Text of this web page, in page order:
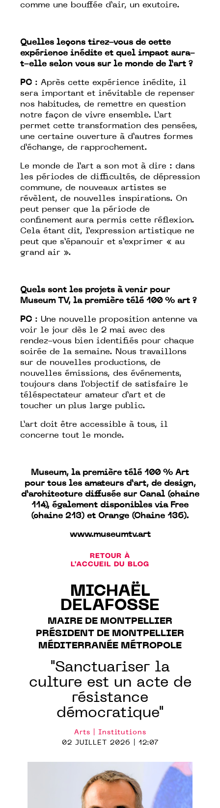
comme une bouffée d’air, un exutoire.
Quelles leçons tirez-vous de cette
expérience inédite et quel impact aura-
t-elle selon vous sur le monde de l’art ?
PC : Après cette expérience inédite, il
sera important et inévitable de repenser
nos habitudes, de remettre en question
notre façon de vivre ensemble. L’art
permet cette transformation des pensées,
une certaine ouverture à d’autres formes
d’échange, de rapprochement.
Le monde de l’art a son mot à dire : dans
les périodes de difficultés, de dépression
commune, de nouveaux artistes se
révèlent, de nouvelles inspirations. On
peut penser que la période de
confinement aura permis cette réflexion.
Cela étant dit, l’expression artistique ne
peut que s’épanouir et s’exprimer « au
grand air ».
Quels sont les projets à venir pour
Museum TV, la première télé 100 % art ?
PC : Une nouvelle proposition antenne va
voir le jour dès le 2 mai avec des
rendez-vous bien identifiés pour chaque
soirée de la semaine. Nous travaillons
sur de nouvelles productions, de
nouvelles émissions, des événements,
toujours dans l’objectif de satisfaire le
téléspectateur amateur d’art et de
toucher un plus large public.
L’art doit être accessible à tous, il
concerne tout le monde.
Museum, la première télé 100 % Art
pour tous les amateurs d’art, de design,
d’architecture diffusée sur Canal (chaine
114), également disponibles via Free
(chaine 213) et Orange (Chaine 136).
www.museumtv.art
RETOUR À
L'ACCUEIL DU BLOG
MICHAËL
DELAFOSSE
MAIRE DE MONTPELLIER
PRÉSIDENT DE MONTPELLIER
MÉDITERRANÉE MÉTROPOLE
"Sanctuariser la
culture est un acte de
résistance
démocratique"
Arts | Institutions
02 JUILLET 2026 | 12:07